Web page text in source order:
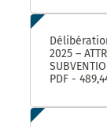
2025 –
PDF -